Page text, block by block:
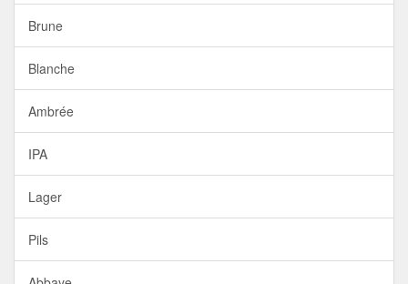
Brune
Blanche
Ambrée
IPA
Lager
Pils